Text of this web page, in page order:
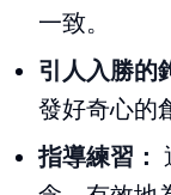
一致。
引人入勝的
發好奇心的
指導練習：